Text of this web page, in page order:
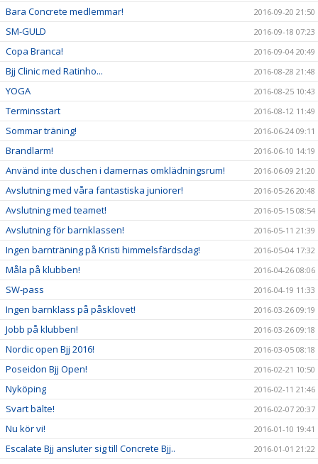
Bara Concrete medlemmar! 2016-09-20 21:50
SM-GULD 2016-09-18 07:23
Copa Branca! 2016-09-04 20:49
Bjj Clinic med Ratinho... 2016-08-28 21:48
YOGA 2016-08-25 10:43
Terminsstart 2016-08-12 11:49
Sommar träning! 2016-06-24 09:11
Brandlarm! 2016-06-10 14:19
Använd inte duschen i damernas omklädningsrum! 2016-06-09 21:20
Avslutning med våra fantastiska juniorer! 2016-05-26 20:48
Avslutning med teamet! 2016-05-15 08:54
Avslutning för barnklassen! 2016-05-11 21:39
Ingen barnträning på Kristi himmelsfärdsdag! 2016-05-04 17:32
Måla på klubben! 2016-04-26 08:06
SW-pass 2016-04-19 11:33
Ingen barnklass på påsklovet! 2016-03-26 09:19
Jobb på klubben! 2016-03-26 09:18
Nordic open Bjj 2016! 2016-03-05 08:18
Poseidon Bjj Open! 2016-02-21 10:50
Nyköping 2016-02-11 21:46
Svart bälte! 2016-02-07 20:37
Nu kör vi! 2016-01-10 19:41
Escalate Bjj ansluter sig till Concrete Bjj.. 2016-01-01 21:22